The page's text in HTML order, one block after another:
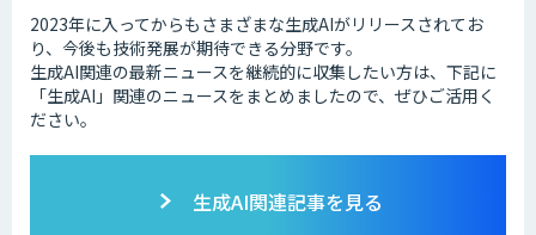
2023年に入ってからもさまざまな生成AIがリリースされてお
り、今後も技術発展が期待できる分野です。
生成AI関連の最新ニュースを継続的に収集したい方は、下記に
「生成AI」関連のニュースをまとめましたので、ぜひご活用く
ださい。
生成AI関連記事を見る